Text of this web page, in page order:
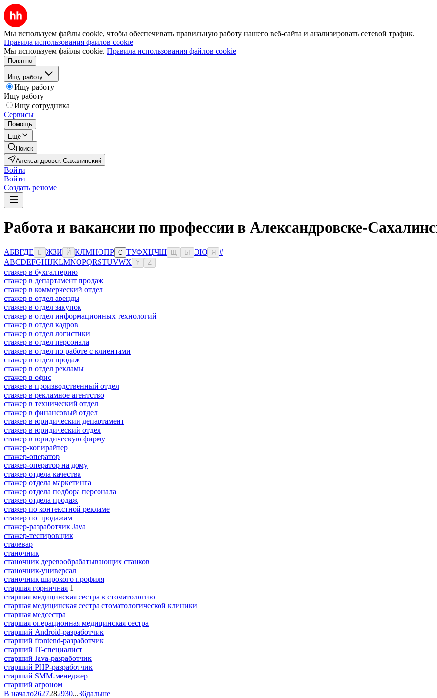
Мы используем файлы cookie, чтобы обеспечивать правильную работу нашего веб-сайта и анализировать сетевой трафик.
Правила использования файлов cookie
Мы используем файлы cookie. Правила использования файлов cookie
Понятно
Ищу работу
Ищу работу
Ищу работу
Ищу сотрудника
Сервисы
Помощь
Ещё
Поиск
Александровск-Сахалинский
Войти
Войти
Создать резюме
Работа и вакансии по профессии в Александровске-
АБВГДЕ Ё ЖЗИ Й КЛМНОПР С ТУФХЦЧШ Ы ЭЮ Я
#
ABCDEFGHIJKLMNOPQRSTUVWX Y Z
стажер в бухгалтерию
стажер в департамент продаж
стажер в коммерческий отдел
стажер в отдел аренды
стажер в отдел закупок
стажер в отдел информационных технологий
стажер в отдел кадров
стажер в отдел логистики
стажер в отдел персонала
стажер в отдел по работе с клиентами
стажер в отдел продаж
стажер в отдел рекламы
стажер в офис
стажер в производственный отдел
стажер в рекламное агентство
стажер в технический отдел
стажер в финансовый отдел
стажер в юридический департамент
стажер в юридический отдел
стажер в юридическую фирму
стажер-копирайтер
стажер-оператор
стажер-оператор на дому
стажер отдела качества
стажер отдела маркетинга
стажер отдела подбора персонала
стажер отдела продаж
стажер по контекстной рекламе
стажер по продажам
стажер-разработчик Java
стажер-тестировщик
сталевар
станочник
станочник деревообрабатывающих станков
станочник-универсал
станочник широкого профиля
старшая горничная 1
старшая медицинская сестра в стоматологию
старшая медицинская сестра стоматологической клиники
старшая медсестра
старшая операционная медицинская сестра
старший Android-разработчик
старший frontend-разработчик
старший IT-специалист
старший Java-разработчик
старший PHP-разработчик
старший SMM-менеджер
старший агроном
В начало2627282930...36дальше